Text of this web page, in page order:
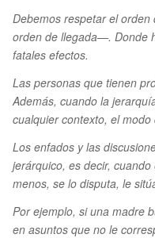
Debemos respetar el
orden de llegada—. Donde
fatales efectos.
Las personas que tienen
Además, cuando la
cualquier contexto, el
Los enfados y las
jerárquico, es decir,
menos, se lo disputa, le
Por ejemplo, si una madre
en asuntos que no le